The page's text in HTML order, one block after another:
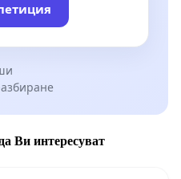
Ви интересуват